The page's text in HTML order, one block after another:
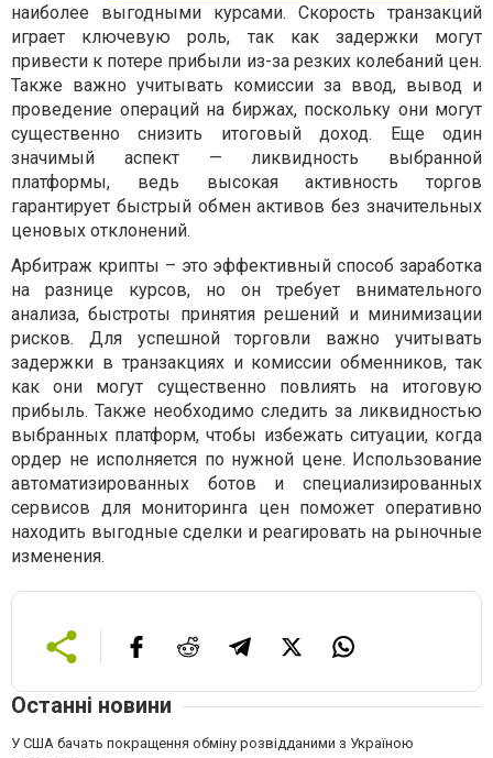
наиболее выгодными курсами. Скорость транзакций
играет ключевую роль, так как задержки могут
привести к потере прибыли из-за резких колебаний цен.
Также важно учитывать комиссии за ввод, вывод и
проведение операций на биржах, поскольку они могут
существенно снизить итоговый доход. Еще один
значимый аспект — ликвидность выбранной
платформы, ведь высокая активность торгов
гарантирует быстрый обмен активов без значительных
ценовых отклонений.
Арбитраж крипты – это эффективный способ заработка
на разнице курсов, но он требует внимательного
анализа, быстроты принятия решений и минимизации
рисков. Для успешной торговли важно учитывать
задержки в транзакциях и комиссии обменников, так
как они могут существенно повлиять на итоговую
прибыль. Также необходимо следить за ликвидностью
выбранных платформ, чтобы избежать ситуации, когда
ордер не исполняется по нужной цене. Использование
автоматизированных ботов и специализированных
сервисов для мониторинга цен поможет оперативно
находить выгодные сделки и реагировать на рыночные
изменения.
Останні новини
У США бачать покращення обміну розвідданими з Україною